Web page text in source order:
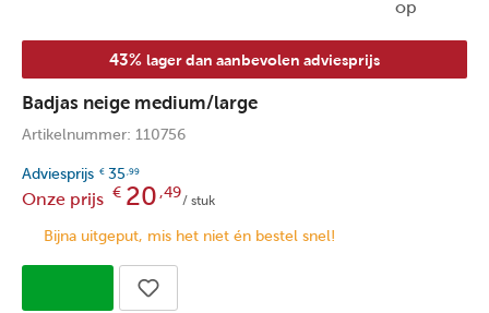
43% lager dan aanbevolen adviesprijs
Badjas neige medium/large
Artikelnummer: 110756
Adviesprijs € 35,99
Onze prijs € 20 ,49
/ stuk
Bijna uitgeput, mis het niet én bestel snel!